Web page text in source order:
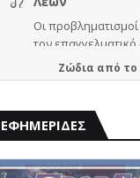
Ζώδια από το
ΕΦΗΜΕΡΙΔΕΣ